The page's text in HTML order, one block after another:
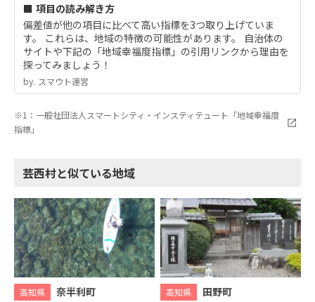
■ 項目の読み解き方
偏差値が他の項目に比べて高い指標を3つ取り上げていま
す。 これらは、地域の特徴の可能性があります。 自治体の
サイトや下記の「地域幸福度指標」の引用リンクから理由を
探ってみましょう！
by.︎ スマウト運営
※1：一般社団法人スマートシティ・インスティテュート「地域幸福度
指標」
芸西村と似ている地域
高知県 奈半利町 高知県 田野町